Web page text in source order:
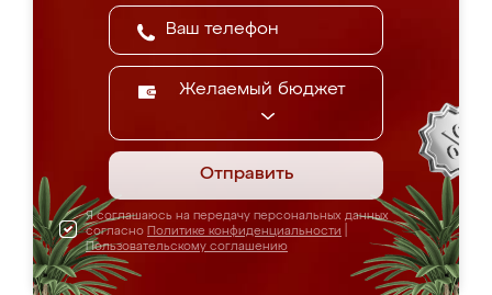
Желаемый бюджет
Отправить
Я соглашаюсь на передачу персональных данных
согласно Политике конфиденциальности
Пользовательскому соглашению